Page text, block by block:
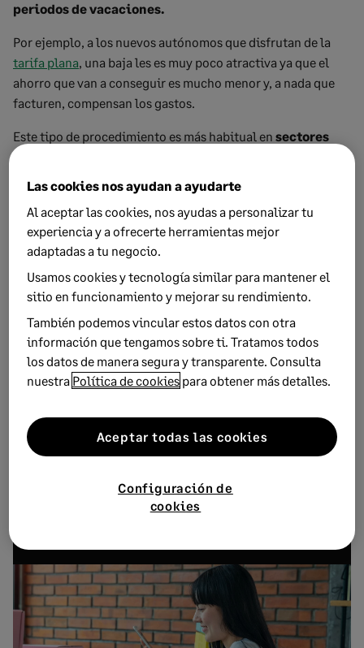
periodos de vacaciones.
Por ejemplo, a los nuevos autónomos que disfrutan de la
tarifa plana, una baja les es muy poco atractiva ya que el
ahorro que van a conseguir es mucho menor y, a nada que
facturen, compensan los gastos.
Este tipo de procedimiento es más habitual en sectores
que tiene su trabajo centrado en cuatro o cinco meses en
verano mientras que el resto del año no trabaja lo suficiente
ni para cubrir gastos.
Por ello,hagamos previamente una valoración
que podemos ganar y perder y así no tendremos sorpresas
después.
Subscríbete a la newsletter de
Sage Advice
Recibe nuestros consejos más recientes
Las cookies nos ayudan a ayudarte
Al aceptar las cookies, nos ayudas a personalizar tu
experiencia y a ofrecerte herramientas mejor
adaptadas a tu negocio.
Usamos cookies y tecnología similar para mantener el
sitio en funcionamiento y mejorar su rendimiento.
También podemos vincular estos datos con otra
información que tengamos sobre ti. Tratamos todos
los datos de manera segura y transparente. Consulta
nuestra Política de cookies para obtener más detalles.
Configuración de
cookies
Aceptar todas las cookies